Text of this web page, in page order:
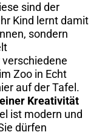
sind der
Kind lernt damit
sondern
Zoo in Echt
auf der Tafel.
Kreativität
ist modern und
dürfen